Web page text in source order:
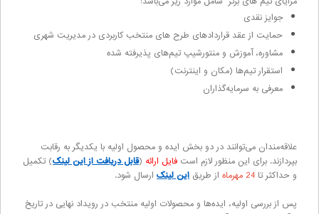
جوایز نقدی
حمایت از عقد قراردادهای طرح های منتخب کاربردی در مدیریت شهری
مشاوره، آموزش و منتورشیپ تیم‌های پذیرفته شده
استقرار تیم‌ها (مکان و اینترنت)
معرفی به سرمایه‌گذاران
علاقه‌مندان می‌توانند در دو بخش ایده و محصول اولیه با یکدیگر به رقابت
بپردازند. برای این منظور لازم است فایل ارائه (قابل دریافت از این لینک) تکمیل
و حداکثر تا 24 مهرماه از طریق این لینک ارسال شود.
پس از بررسی اولیه، ایده‌ها و محصولات اولیه منتخب در رویداد نهایی در تاریخ